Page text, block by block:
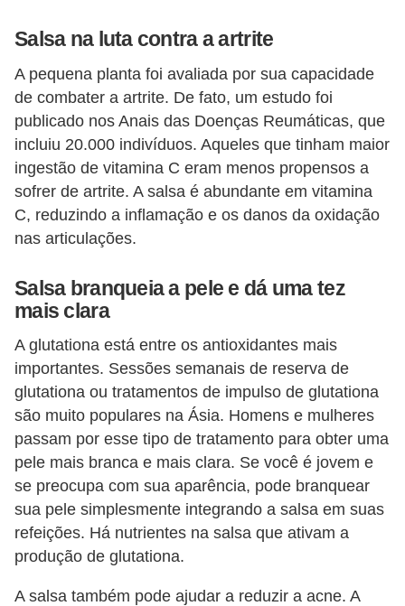
Salsa na luta contra a artrite
A pequena planta foi avaliada por sua capacidade
de combater a artrite. De fato, um estudo foi
publicado nos Anais das Doenças Reumáticas, que
incluiu 20.000 indivíduos. Aqueles que tinham maior
ingestão de vitamina C eram menos propensos a
sofrer de artrite. A salsa é abundante em vitamina
C, reduzindo a inflamação e os danos da oxidação
nas articulações.
Salsa branqueia a pele e dá uma tez
mais clara
A glutationa está entre os antioxidantes mais
importantes. Sessões semanais de reserva de
glutationa ou tratamentos de impulso de glutationa
são muito populares na Ásia. Homens e mulheres
passam por esse tipo de tratamento para obter uma
pele mais branca e mais clara. Se você é jovem e
se preocupa com sua aparência, pode branquear
sua pele simplesmente integrando a salsa em suas
refeições. Há nutrientes na salsa que ativam a
produção de glutationa.
A salsa também pode ajudar a reduzir a acne. A